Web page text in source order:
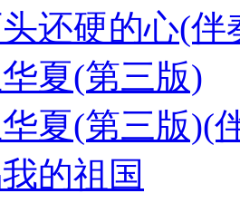
还硬的心(伴
夏(第三版)
夏(第三版)(
的祖国